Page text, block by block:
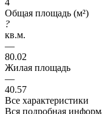
Общая площадь (м²)
?
кв.м.
—
80.02
Жилая площадь
—
40.57
Все характеристики
Вся подробная